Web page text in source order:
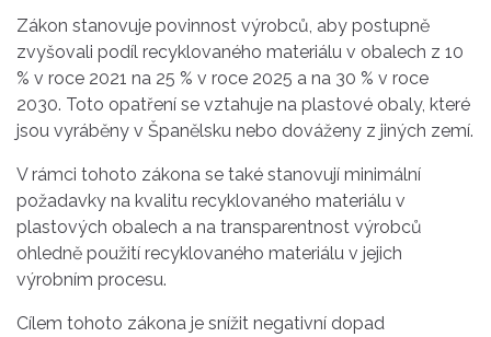
Zákon stanovuje povinnost výrobců, aby postupně
zvyšovali podíl recyklovaného materiálu v obalech z 10
% v roce 2021 na 25 % v roce 2025 a na 30 % v roce
2030. Toto opatření se vztahuje na plastové obaly, které
jsou vyráběny v Španělsku nebo dováženy z jiných zemí.
V rámci tohoto zákona se také stanovují minimální
požadavky na kvalitu recyklovaného materiálu v
plastových obalech a na transparentnost výrobců
ohledně použití recyklovaného materiálu v jejich
výrobním procesu.
Cílem tohoto zákona je snížit negativní dopad